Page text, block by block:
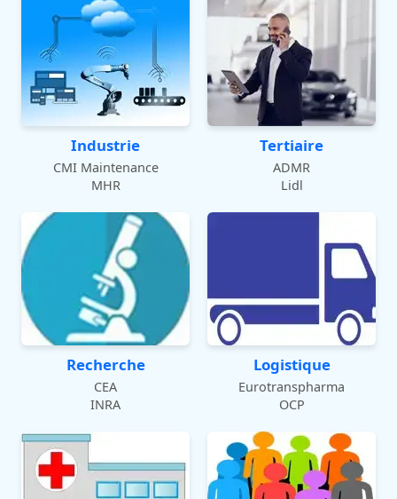
Industrie
CMI Maintenance
MHR
Tertiaire
ADMR
Lidl
Recherche
CEA
INRA
Logistique
Eurotranspharma
OCP